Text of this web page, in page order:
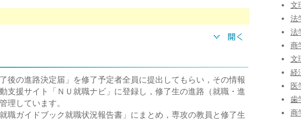
後の進路決定届」を修了予定者全員に提出してもらい，その情報
支援サイト「ＮＵ就職ナビ」に登録し，修了生の進路（就職・進
理しています。
職ガイドブック就職状況報告書」にまとめ，専攻の教員と修了生
文
法
法
商
文
経
医
歯
商